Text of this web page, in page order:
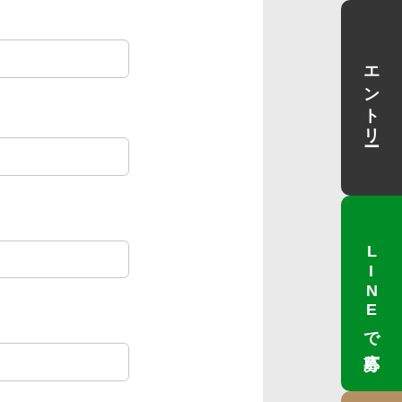
エントリー
LINEで応募